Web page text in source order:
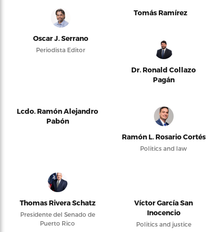
Oscar J. Serrano
Periodista Editor
Tomás Ramírez
Dr. Ronald Collazo
Pagán
Lcdo. Ramón Alejandro
Pabón
Ramón L. Rosario Cortés
Politics and law
Thomas Rivera Schatz
Presidente del Senado de
Puerto Rico
Víctor García San
Inocencio
Politics and justice